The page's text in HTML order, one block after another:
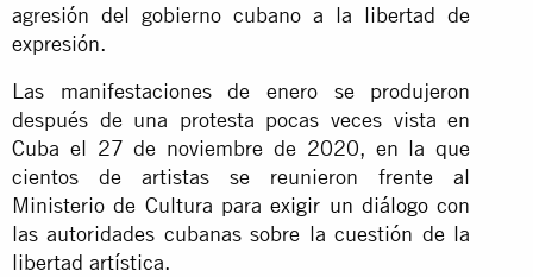
agresión del gobierno cubano a la libertad de
expresión.
Las manifestaciones de enero se produjeron
después de una protesta pocas veces vista en
Cuba el 27 de noviembre de 2020, en la que
cientos de artistas se reunieron frente al
Ministerio de Cultura paraexigir un diálogocon
las autoridades cubanas sobre la cuestión de la
libertad artística.